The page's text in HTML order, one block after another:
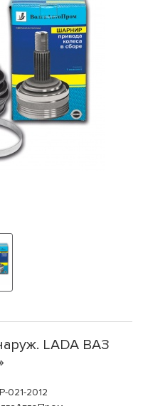
LADA ВАЗ
021-2012